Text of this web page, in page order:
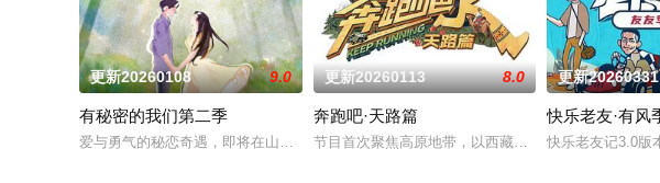
更新20260108 9.0
有秘密的我们第二季
爱与勇气的秘恋奇遇，即将在山野星光下浪漫启幕，解锁心动瞬间，定格专属浪漫～
更新20260113 8.0
奔跑吧·天路篇
节目首次聚焦高原地带，以西藏林芝（海拔2900-
更新20260331
快乐老友·有风
快乐老友记3.0版